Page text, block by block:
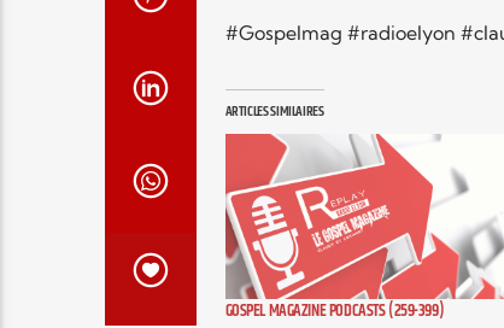
#Gospelmag #radioelyon
ARTICLES SIMILAIRES
GOSPEL MAGAZINE PODCASTS (259-399)